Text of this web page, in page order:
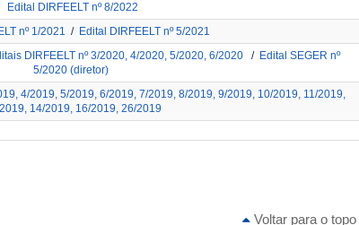
Edital DIRFEELT nº 8/2022
nº 1/2021 / Edital DIRFEELT nº 5/2021
DIRFEELT nº 3/2020, 4/2020, 5/2020, 6/2020/ Edital SEGER nº
5/2020 (diretor)
4/2019, 5/2019, 6/2019, 7/2019, 8/2019, 9/2019, 10/2019, 11/2019,
14/2019, 16/2019, 26/2019
Voltar para o topo